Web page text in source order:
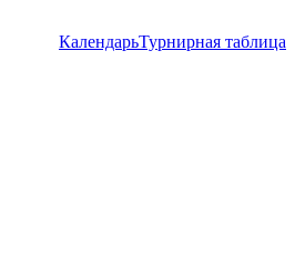
КалендарьТурнирная таблица